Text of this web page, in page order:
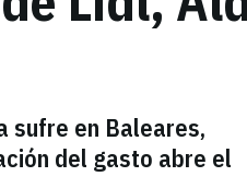
sufre en Baleares,
del gasto abre el